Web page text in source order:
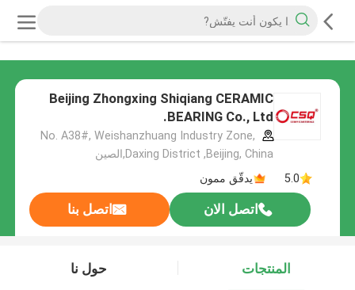
Beijing Zhongxing Shiqiang CERAMIC
BEARING Co., Ltd.
No. A38#, Weishanzhuang Industry Zone,
Daxing District ,Beijing, China,الصين
5.0
يدقّق ممون
اتصل الان اتصل بنا
المنتجات حول نا